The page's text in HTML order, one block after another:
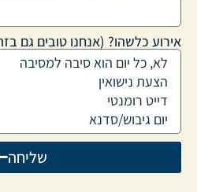
אירוע כלשהו? (אנחנו טובים גם
שליחה